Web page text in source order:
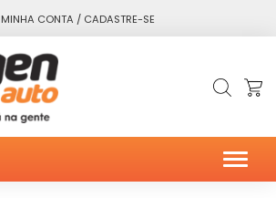
MINHA CONTA / CADASTRE-SE